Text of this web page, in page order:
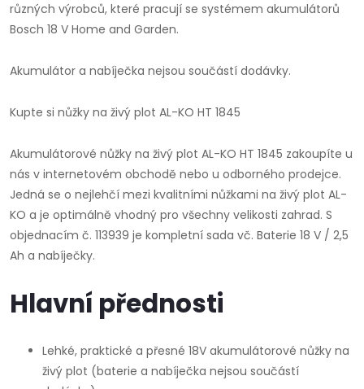
různých výrobců, které pracují se systémem akumulátorů
Bosch 18 V Home and Garden.
Akumulátor a nabíječka nejsou součástí dodávky.
Kupte si nůžky na živý plot AL-KO HT 1845
Akumulátorové nůžky na živý plot AL-KO HT 1845 zakoupíte u
nás v internetovém obchodě nebo u odborného prodejce.
Jedná se o nejlehčí mezi kvalitními nůžkami na živý plot AL-
KO a je optimálně vhodný pro všechny velikosti zahrad. S
objednacím č. 113939 je kompletní sada vč. Baterie 18 V / 2,5
Ah a nabíječky.
Hlavní přednosti
Lehké, praktické a přesné 18V akumulátorové nůžky na
živý plot (baterie a nabíječka nejsou součástí